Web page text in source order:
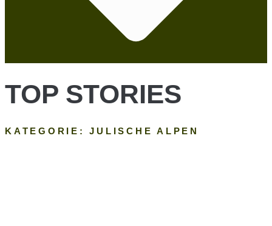
TOP STORIES
KATEGORIE: JULISCHE ALPEN